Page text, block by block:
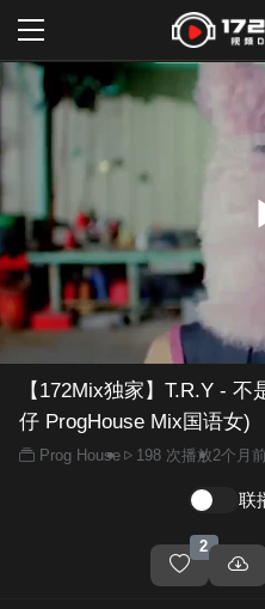
【172Mix独家】T.R.Y -
仔 ProgHouse Mix国语女)
Prog House 198 次播放2个月前
联
2